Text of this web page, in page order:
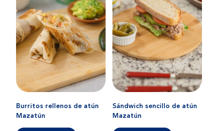
Burritos rellenos de atún
Mazatún
Sándwich sencillo de atún
Mazatún